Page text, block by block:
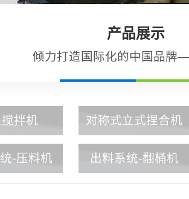
产品展示
倾力打造国际化的中国品牌
拌机 对称式立式捏合机
-压料机 出料系统-翻桶机